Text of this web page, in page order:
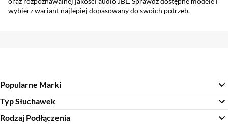
wybierz wariant najlepiej dopasowany do swoich potrzeb.
Popularne Marki
Typ Słuchawek
Rodzaj Podłączenia